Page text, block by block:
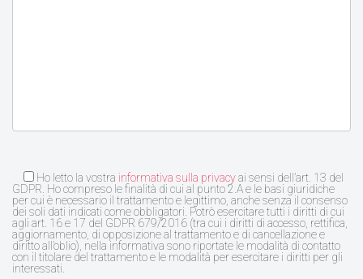
Ho letto la vostra informativa sulla privacyai sensi dell’art. 13 del
GDPR. Ho compreso le finalità di cui al punto 2.A e le basi giuridiche
per cui è necessario il trattamento e legittimo, anche senza il consenso
dei soli dati indicati come obbligatori. Potrò esercitare tutti i diritti di cui
agli art. 16 e 17 del GDPR 679/2016 (tra cui i diritti di accesso, rettifica,
aggiornamento, di opposizione al trattamento e di cancellazione e
diritto all’oblio), nella informativa sono riportate le modalità di contatto
con il titolare del trattamento e le modalità per esercitare i diritti per gli
interessati.